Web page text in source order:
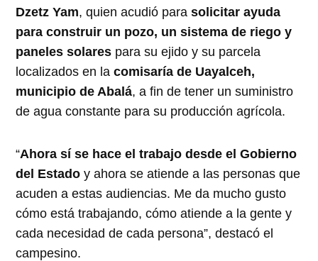
Dzetz Yam, quien acudió parasolicitar ayuda
para construir un pozo, un sistema de riego y
paneles solares para su ejido y su parcela
localizados en lacomisaría de Uayalceh,
municipio de Abalá, a fin de tener un suministro
de agua constante para su producción agrícola.
“Ahora sí se hace el trabajo desde el Gobierno
del Estado y ahora se atiende a las personas que
acuden a estas audiencias. Me da mucho gusto
cómo está trabajando, cómo atiende a la gente y
cada necesidad de cada persona”, destacó el
campesino.